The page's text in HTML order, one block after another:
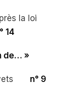
la loi
14
de… »
n° 9